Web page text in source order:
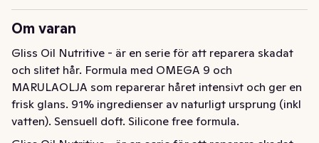
Om varan
Gliss Oil Nutritive - är en serie för att reparera skadat
och slitet hår. Formula med OMEGA 9 och
MARULAOLJA som reparerar håret intensivt och ger en
frisk glans. 91% ingredienser av naturligt ursprung (inkl
vatten). Sensuell doft. Silicone free formula.